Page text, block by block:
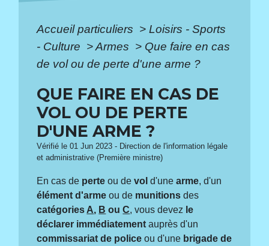
Accueil particuliers > Loisirs - Sports
- Culture >Armes > Que faire en cas
de vol ou de perte d'une arme ?
QUE FAIRE EN CAS DE
VOL OU DE PERTE
D'UNE ARME ?
Vérifié le 01 Jun 2023 - Direction de l'information légale
et administrative (Première ministre)
En cas de perte ou devol d'unearme, d'un
élément d'arme ou de munitions des
catégories A, B ouC, vous devez le
déclarer immédiatement auprès d'un
commissariat de police ou d'une brigade de